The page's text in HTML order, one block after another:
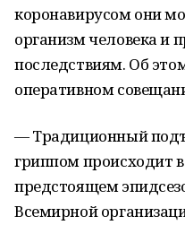
коронавирусом они
организм человека и
последствиям. Об
оперативном
— Традиционный
гриппом происходит
предстоящем
Всемирной